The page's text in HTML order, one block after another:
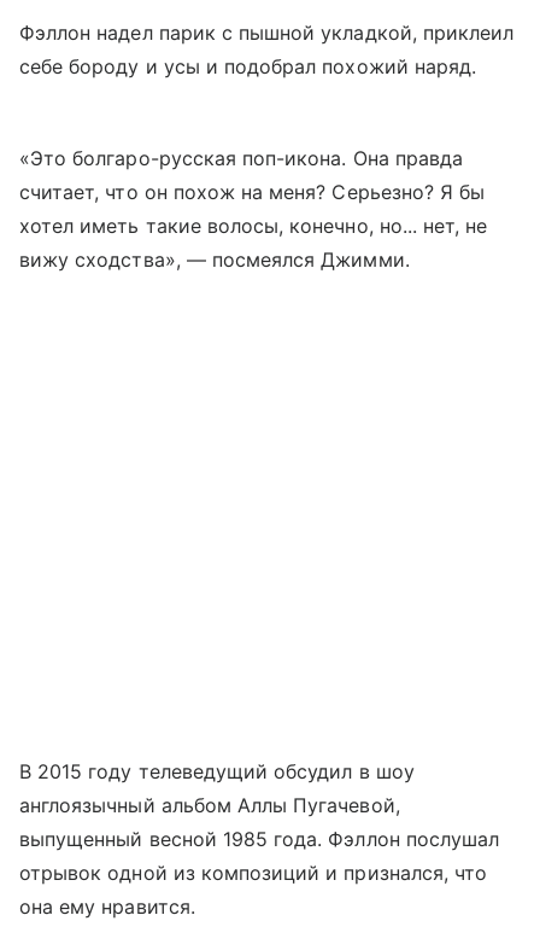
Фэллон надел парик с пышной укладкой, приклеил
себе бороду и усы и подобрал похожий наряд.
«Это болгаро-русская поп-икона. Она правда
считает, что он похож на меня? Серьезно? Я бы
хотел иметь такие волосы, конечно, но... нет, не
вижу сходства», — посмеялся Джимми.
В 2015 году телеведущий обсудил в шоу
англоязычный альбом Аллы Пугачевой,
выпущенный весной 1985 года. Фэллон послушал
отрывок одной из композиций и признался, что
она ему нравится.